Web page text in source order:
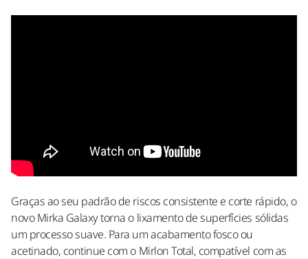
Graças ao seu padrão de riscos consistente e corte rápido, o
novo Mirka Galaxy torna o lixamento de superfícies sólidas
um processo suave. Para um acabamento fosco ou
acetinado, continue com o Mirlon Total, compatível com as